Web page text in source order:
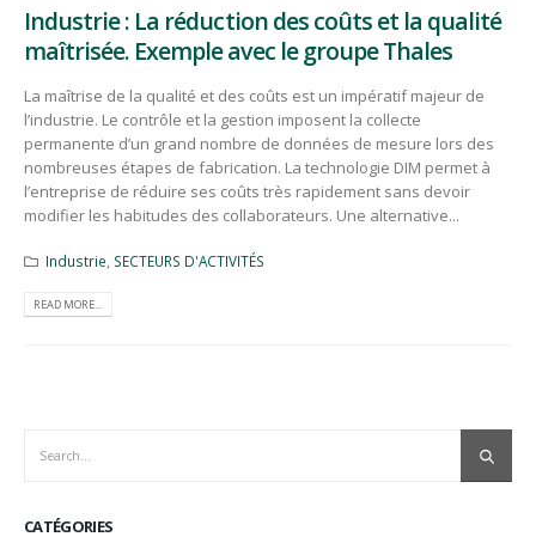
Industrie : La réduction des coûts et la qualité
maîtrisée. Exemple avec le groupe Thales
La maîtrise de la qualité et des coûts est un impératif majeur de
l’industrie. Le contrôle et la gestion imposent la collecte
permanente d’un grand nombre de données de mesure lors des
nombreuses étapes de fabrication. La technologie DIM permet à
l’entreprise de réduire ses coûts très rapidement sans devoir
modifier les habitudes des collaborateurs. Une alternative...
Industrie SECTEURS D'ACTIVITÉS
READ MORE...
CATÉGORIES